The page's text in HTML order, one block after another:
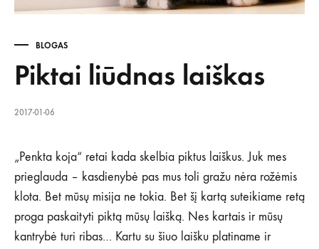
BLOGAS
Piktai liūdnas laiškas
2017-01-06
„Penkta koja“ retai kada skelbia piktus laiškus. Juk mes
prieglauda – kasdienybė pas mus toli gražu nėra rožėmis
klota. Bet mūsų misija ne tokia. Bet šį kartą suteikiame retą
proga paskaityti piktą mūsų laišką. Nes kartais ir mūsų
kantrybė turi ribas… Kartu su šiuo laišku platiname ir